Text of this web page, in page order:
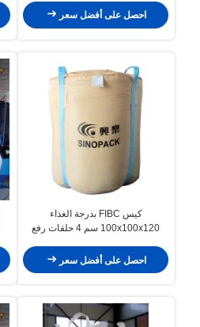
احصل على أفضل سعر
كيس FIBC بدرجة الغذاء
100x100x120 سم 4 حلقات رفع
احصل على أفضل سعر